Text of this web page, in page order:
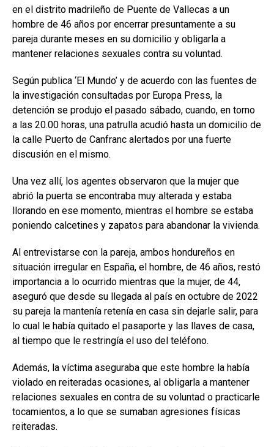
en el distrito madrileño de Puente de Vallecas a un
hombre de 46 años por encerrar presuntamente a su
pareja durante meses en su domicilio y obligarla a
mantener relaciones sexuales contra su voluntad.
Según publica ‘El Mundo’ y de acuerdo con las fuentes de
la investigación consultadas por Europa Press, la
detención se produjo el pasado sábado, cuando, en torno
a las 20.00 horas, una patrulla acudió hasta un domicilio de
la calle Puerto de Canfranc alertados por una fuerte
discusión en el mismo.
Una vez allí, los agentes observaron que la mujer que
abrió la puerta se encontraba muy alterada y estaba
llorando en ese momento, mientras el hombre se estaba
poniendo calcetines y zapatos para abandonar la vivienda.
Al entrevistarse con la pareja, ambos hondureños en
situación irregular en España, el hombre, de 46 años, restó
importancia a lo ocurrido mientras que la mujer, de 44,
aseguró que desde su llegada al país en octubre de 2022
su pareja la mantenía retenía en casa sin dejarle salir, para
lo cual le había quitado el pasaporte y las llaves de casa,
al tiempo que le restringía el uso del teléfono.
Además, la víctima aseguraba que este hombre la había
violado en reiteradas ocasiones, al obligarla a mantener
relaciones sexuales en contra de su voluntad o practicarle
tocamientos, a lo que se sumaban agresiones físicas
reiteradas.